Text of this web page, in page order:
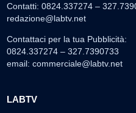
Contatti: 0824.337274 –
redazione@labtv.net
Contattaci per la tua Pubblicità:
0824.337274 – 327.7390733
email: commerciale@labtv.net
LABTV